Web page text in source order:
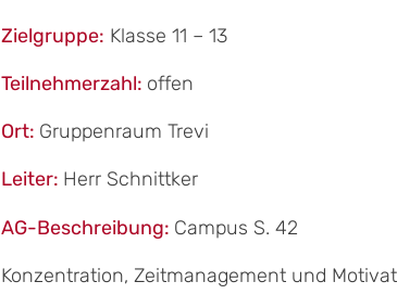
Zielgruppe: Klasse 11 – 13
Teilnehmerzahl: offen
Ort: Gruppenraum Trevi
Leiter: Herr Schnittker
AG-Beschreibung: Campus S. 42
Konzentration, Zeitmanagement und